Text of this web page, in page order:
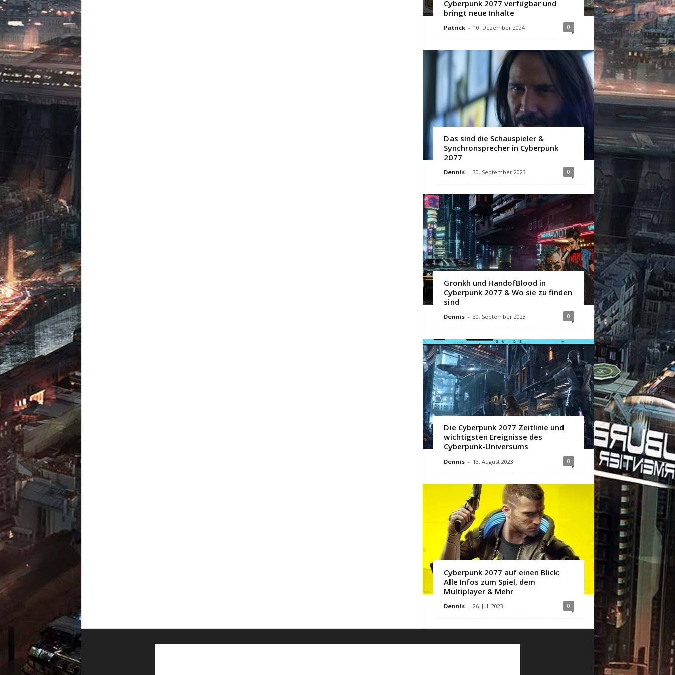
Cyberpunk 2077 verfügbar und
bringt neue Inhalte
Patrick - 10. Dezember 2024 0
Das sind die Schauspieler &
Synchronsprecher in Cyberpunk
2077
Dennis - 30. September 2023 0
Gronkh und HandofBlood in
Cyberpunk 2077 & Wo sie zu finden
sind
Dennis - 30. September 2023 0
Die Cyberpunk 2077 Zeitlinie und
wichtigsten Ereignisse des
Cyberpunk-Universums
Dennis - 13. August 2023 0
Cyberpunk 2077 auf einen Blick:
Alle Infos zum Spiel, dem
Multiplayer & Mehr
Dennis - 26. Juli 2023 0